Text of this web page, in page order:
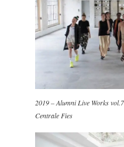
2019 – Alumni Live Works
Centrale Fies